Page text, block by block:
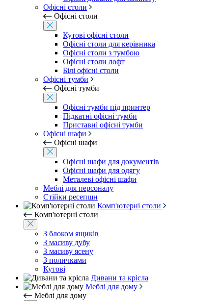
Офісні столи
Офісні столи
Кутові офісні столи
Офісні столи для керівника
Офісні столи з тумбою
Офісні столи лофт
Білі офісні столи
Офісні тумби
Офісні тумби
Офісні тумби під принтер
Підкатні офісні тумби
Приставні офісні тумби
Офісні шафи
Офісні шафи
Офісні шафи для документів
Офісні шафи для одягу
Металеві офісні шафи
Меблі для персоналу
Стійки ресепшн
Комп'ютерні столи
Комп'ютерні столи
З блоком ящиків
З масиву дубу
З масиву ясену
З поличками
Кутові
Дивани та крісла
Меблі для дому
Меблі для дому